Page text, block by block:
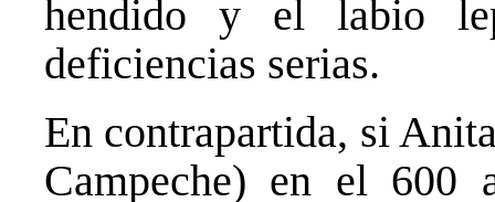
hendido y el labio
deficiencias serias.
En contrapartida, si
Campeche) en el 600